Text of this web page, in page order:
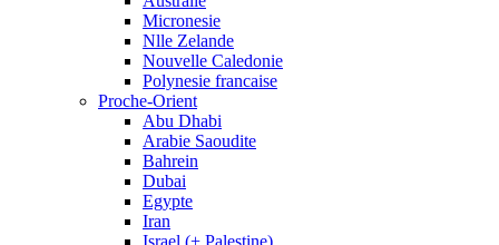
Micronesie
Nlle Zelande
Nouvelle Caledonie
Polynesie francaise
Proche-Orient
Abu Dhabi
Arabie Saoudite
Bahrein
Dubai
Egypte
Iran
Israel (+ Palestine)